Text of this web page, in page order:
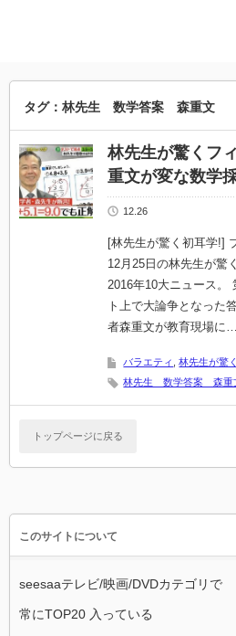
タグ：林先生 数学答案 森重文
林先生が驚くフ
重文が変な数学
12.26
[林先生が驚く初耳学!]
12月25日の林先生が驚
2016年10大ニュース。
ト上で大論争となった
者森重文が教育現場に…
バラエティ ,林先生が驚
林先生 数学答案 森重
トップページに戻る
このサイトについて
seesaaテレビ/映画/DVDカテゴリで
常にTOP20 入っている